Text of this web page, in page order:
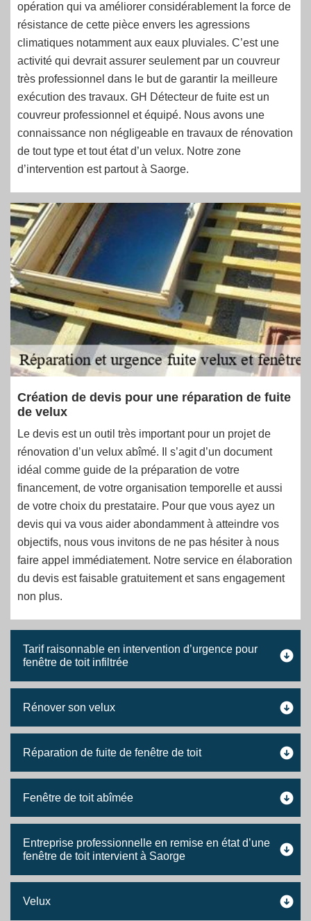
opération qui va améliorer considérablement la force de
résistance de cette pièce envers les agressions
climatiques notamment aux eaux pluviales. C’est une
activité qui devrait assurer seulement par un couvreur
très professionnel dans le but de garantir la meilleure
exécution des travaux. GH Détecteur de fuite est un
couvreur professionnel et équipé. Nous avons une
connaissance non négligeable en travaux de rénovation
de tout type et tout état d’un velux. Notre zone
d’intervention est partout à Saorge.
Création de devis pour une réparation de fuite
de velux
Le devis est un outil très important pour un projet de
rénovation d’un velux abîmé. Il s’agit d’un document
idéal comme guide de la préparation de votre
financement, de votre organisation temporelle et aussi
de votre choix du prestataire. Pour que vous ayez un
devis qui va vous aider abondamment à atteindre vos
objectifs, nous vous invitons de ne pas hésiter à nous
faire appel immédiatement. Notre service en élaboration
du devis est faisable gratuitement et sans engagement
non plus.
Tarif raisonnable en intervention d’urgence pour
fenêtre de toit infiltrée
Rénover son velux
Réparation de fuite de fenêtre de toit
Fenêtre de toit abîmée
Entreprise professionnelle en remise en état d’une
fenêtre de toit intervient à Saorge
Velux